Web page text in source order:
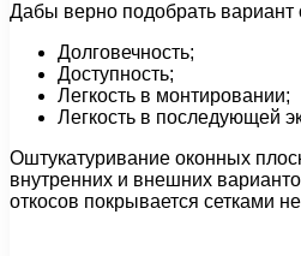
Дабы верно подобрать
Долговечность;
Доступность;
Легкость в монтировании;
Легкость в последующей
Оштукатуривание оконных
внутренних и внешних
откосов покрывается сетками